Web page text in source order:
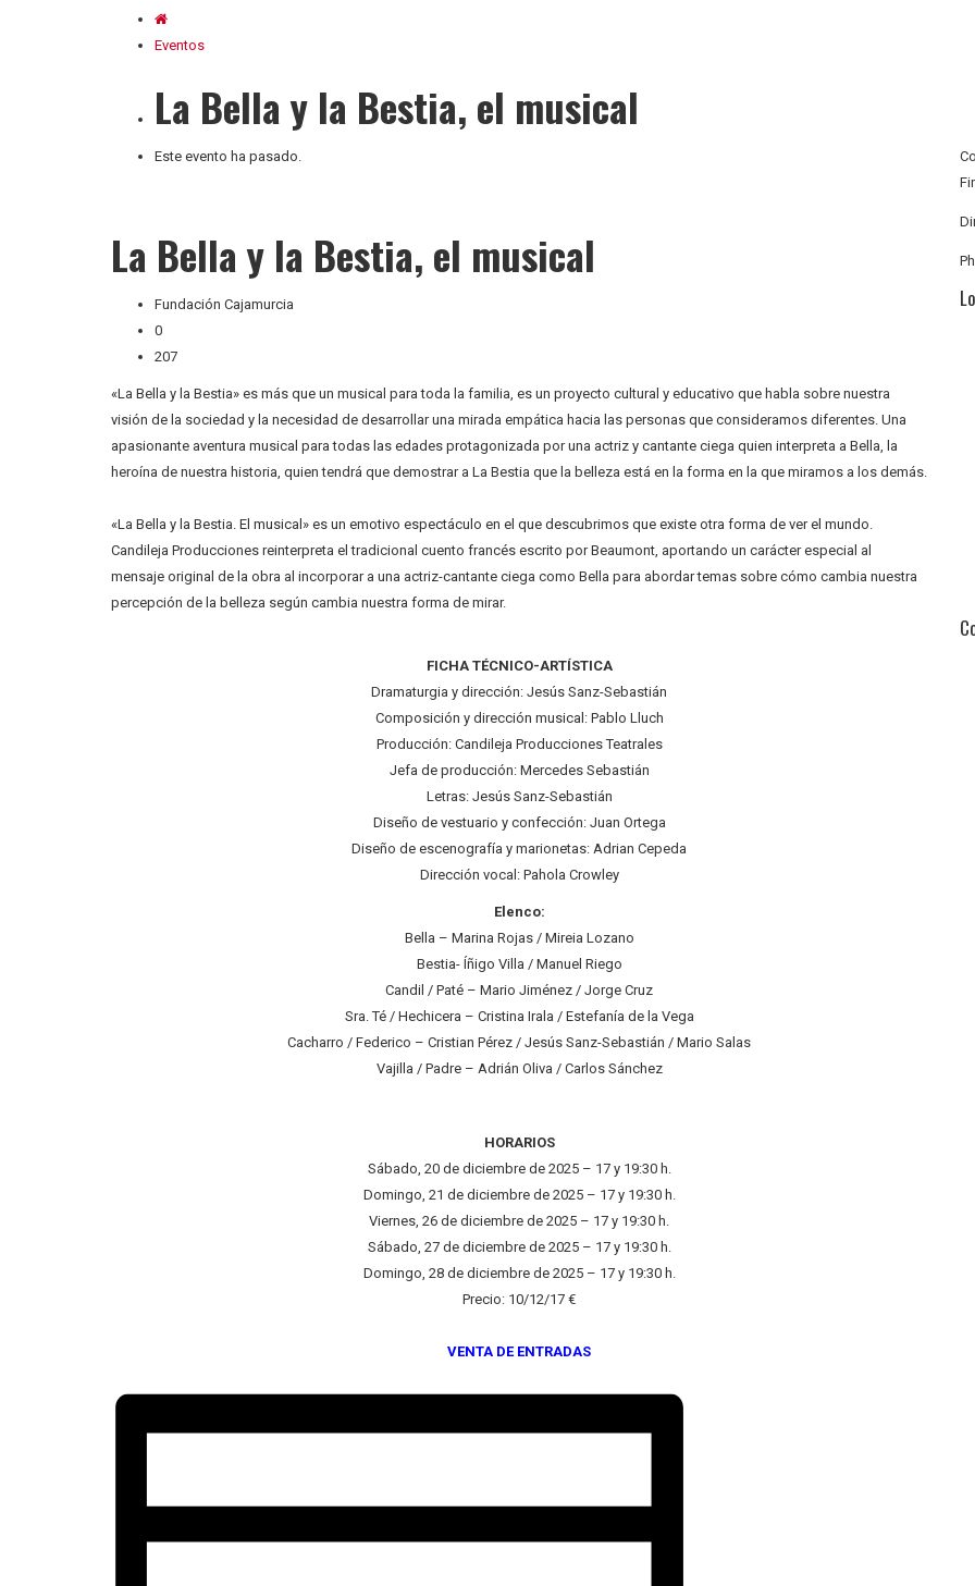
Eventos
La Bella y la Bestia, el musical
Este evento ha pasado.
La Bella y la Bestia, el musical
Fundación Cajamurcia
0
207
«La Bella y la Bestia» es más que un musical para toda la familia, es un proyecto cultural y educativo que habla sobre nuestra
visión de la sociedad y la necesidad de desarrollar una mirada empática hacia las personas que consideramos diferentes. Una
apasionante aventura musical para todas las edades protagonizada por una actriz y cantante ciega quien interpreta a Bella, la
heroína de nuestra historia, quien tendrá que demostrar a La Bestia que la belleza está en la forma en la que miramos a los demás.
«La Bella y la Bestia. El musical» es un emotivo espectáculo en el que descubrimos que existe otra forma de ver el mundo.
Candileja Producciones reinterpreta el tradicional cuento francés escrito por Beaumont, aportando un carácter especial al
mensaje original de la obra al incorporar a una actriz-cantante ciega como Bella para abordar temas sobre cómo cambia nuestra
percepción de la belleza según cambia nuestra forma de mirar.
FICHA TÉCNICO-ARTÍSTICA
Dramaturgia y dirección: Jesús Sanz-Sebastián
Composición y dirección musical: Pablo Lluch
Producción: Candileja Producciones Teatrales
Jefa de producción: Mercedes Sebastián
Letras: Jesús Sanz-Sebastián
Diseño de vestuario y confección: Juan Ortega
Diseño de escenografía y marionetas: Adrian Cepeda
Dirección vocal: Pahola Crowley
Elenco:
Bella – Marina Rojas / Mireia Lozano
Bestia- Íñigo Villa / Manuel Riego
Candil / Paté – Mario Jiménez / Jorge Cruz
Sra. Té / Hechicera – Cristina Irala / Estefanía de la Vega
Cacharro / Federico – Cristian Pérez / Jesús Sanz-Sebastián / Mario Salas
Vajilla / Padre – Adrián Oliva / Carlos Sánchez
HORARIOS
Sábado, 20 de diciembre de 2025 – 17 y 19:30 h.
Domingo, 21 de diciembre de 2025 – 17 y 19:30 h.
Viernes, 26 de diciembre de 2025 – 17 y 19:30 h.
Sábado, 27 de diciembre de 2025 – 17 y 19:30 h.
Domingo, 28 de diciembre de 2025 – 17 y 19:30 h.
Precio: 10/12/17 €
VENTA DE ENTRADAS